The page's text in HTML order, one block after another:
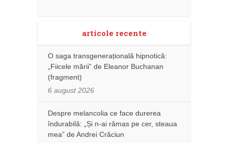
articole recente
O saga transgenerațională hipnotică:
„Fiicele mării” de Eleanor Buchanan
(fragment)
6 august 2026
Despre melancolia ce face durerea
îndurabilă: „Și n-ai rămas pe cer, steaua
mea” de Andrei Crăciun